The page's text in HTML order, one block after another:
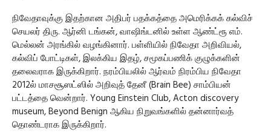
நிவேதாவுக்கு இதற்கான அதிபர் பதக்கத்தை அமெரிக்கக் கல்விச்
செயலர் திரு. ஆர்னி டங்கன், வாஷிங்டனில் உள்ள ஆண்ட்ரூ எம்.
மெல்லன் அரங்கில் வழங்கினார். பள்ளியில் நிவேதா அறிவியல்,
கல்விப் போட்டிகள், இலக்கிய இதழ், சமூகப்பணிக் குழுக்களின்
தலைவராக இருக்கிறார். நரம்பியலில் ஆர்வம் நிரம்பிய நிவேதா
2012ல் மாசசூஸட்ஸில் அறிவுத் தேனீ (Brain Bee) சாம்பியன்
பட்டத்தை வென்றார். Young Einstein Club, Acton discovery
museum, Beyond Benign ஆகிய நிறுவங்களில் தன்னார்வத்
தொண்டராக இருக்கிறார்.